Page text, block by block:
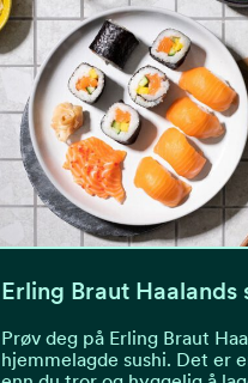
Erling Braut Haalands
Prøv deg på Erling Braut
hjemmelagde sushi. Det er